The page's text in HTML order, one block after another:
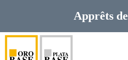
Apprêts de